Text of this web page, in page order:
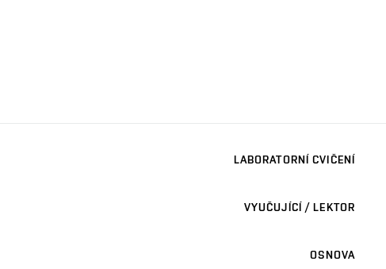
LABORATORNÍ CVIČENÍ
VYUČUJÍCÍ / LEKTOR
OSNOVA